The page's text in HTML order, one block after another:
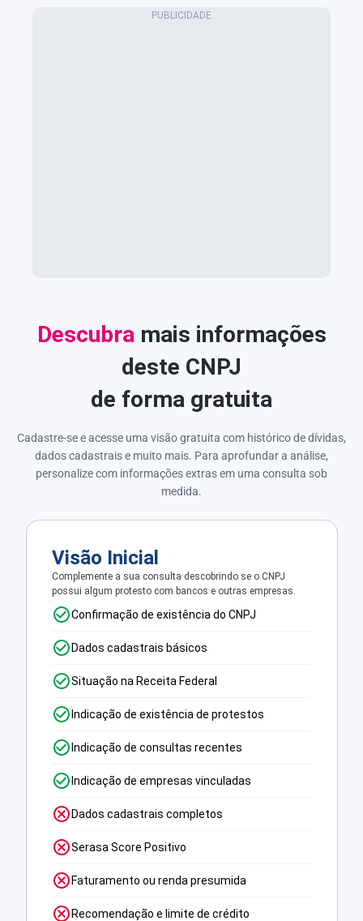
Descubramais informações
deste CNPJ
de forma gratuita
Cadastre-se e acesse uma visão gratuita com histórico de dívidas,
dados cadastrais e muito mais. Para aprofundar a análise,
personalize com informações extras em uma consulta sob
medida.
Visão Inicial
Complemente a sua consulta descobrindo se o CNPJ
possui algum protesto com bancos e outras empresas.
Confirmação de existência do CNPJ
Dados cadastrais básicos
Situação na Receita Federal
Indicação de existência de protestos
Indicação de consultas recentes
Indicação de empresas vinculadas
Dados cadastrais completos
Serasa Score Positivo
Faturamento ou renda presumida
Recomendação e limite de crédito